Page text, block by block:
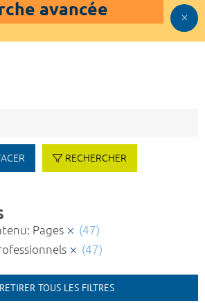
avancée
RECHERCHER
Pages
(47)
(47)
RETIRER TOUS LES FILTRES